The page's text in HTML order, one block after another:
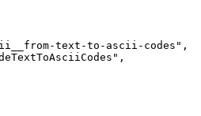
text-to-ascii-codes",